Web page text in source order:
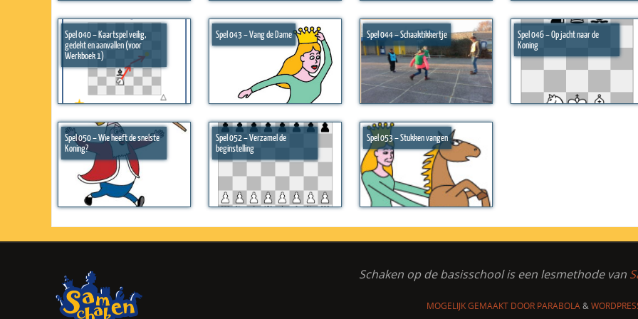
Spel 040 – Kaartspel veilig,
gedekt en aanvallen (voor
Werkboek 1)
Spel 043 – Vang de Dame Spel 044 – Schaaktikkertje
Spel 046 – Op jacht naar de
Koning
Spel 050 – Wie heeft de snelste
Koning?
Spel 052 – Verzamel de
beginstelling
Spel 053 – Stukken vangen
Schaken op de basisschoolis een lesmethode van
MOGELIJK GEMAAKT DOOR PARABOLA&